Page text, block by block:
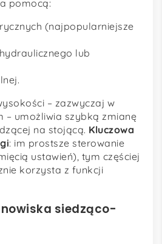
pomocą:
(najpopularniejsze
lub
– zazwyczaj w
– umożliwia szybką zmianę
na stojącą. Kluczowa
: im prostsze sterowanie
ustawień), tym częściej
korzysta z funkcji
siedząco-